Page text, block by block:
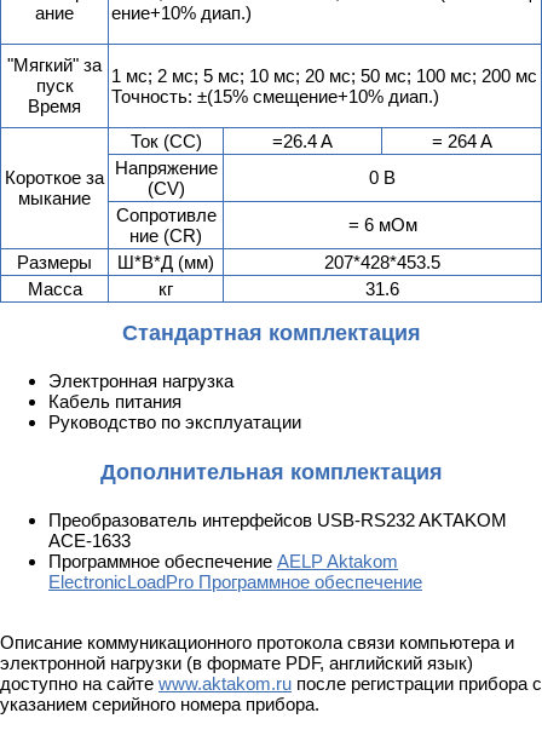
ание
ение+10% диап.)
"Мягкий" за
пуск
Время
1 мс; 2 мс; 5 мс; 10 мс; 20 мс; 50 мс; 100 мс; 200 мс
Точность: ±(15% смещение+10% диап.)
Короткое за
мыкание
Ток (CC) =26.4 A
= 264 A
Напряжение
(CV)
0 В
Сопротивле
ние (CR)
= 6 мОм
Размеры
Ш*В*Д (мм)
207*428*453.5
Масса
кг 31.6
Стандартная комплектация
Электронная нагрузка
Кабель питания
Руководство по эксплуатации
Дополнительная комплектация
Преобразователь интерфейсов USB-RS232 AKTAKOM
АСЕ-1633
Программное обеспечение AELP Aktakom
ElectronicLoadPro Программное обеспечение
Описание коммуникационного протокола связи компьютера и
электронной нагрузки (в формате PDF, английский язык)
доступно на сайте www.aktakom.ru после регистрации прибора с
указанием серийного номера прибора.